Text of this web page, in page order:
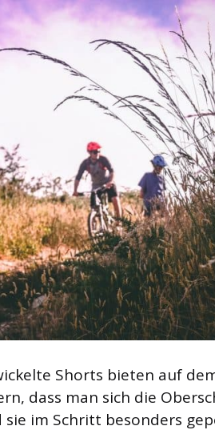
Shorts bieten auf
dass man sich die
im Schritt besonders